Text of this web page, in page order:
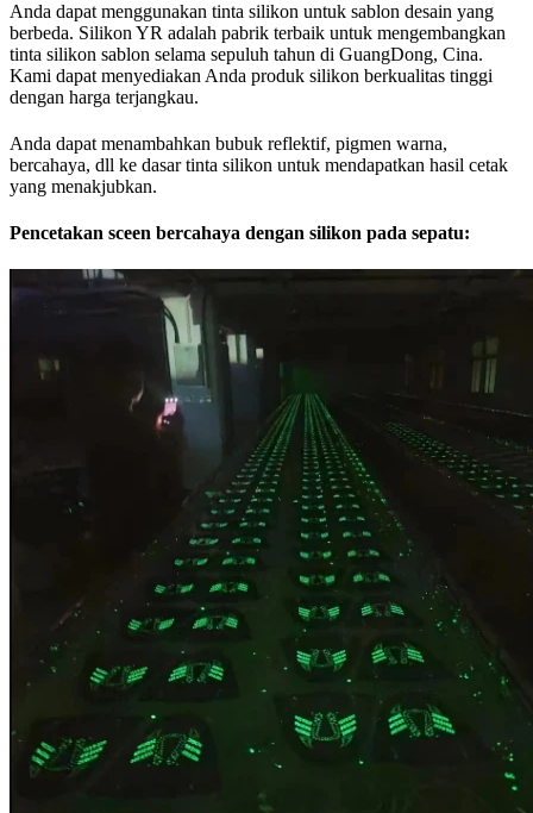
Anda dapat menggunakan tinta silikon untuk sablon desain yang
berbeda. Silikon YR adalah pabrik terbaik untuk mengembangkan
tinta silikon sablon selama sepuluh tahun di GuangDong, Cina.
Kami dapat menyediakan Anda produk silikon berkualitas tinggi
dengan harga terjangkau.
Anda dapat menambahkan bubuk reflektif, pigmen warna,
bercahaya, dll ke dasar tinta silikon untuk mendapatkan hasil cetak
yang menakjubkan.
Pencetakan sceen bercahaya dengan silikon pada sepatu: